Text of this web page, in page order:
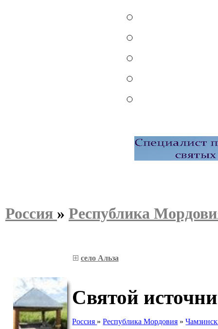
Россия » Республика
село Альза
Святой
Россия »Республика Мордовия »